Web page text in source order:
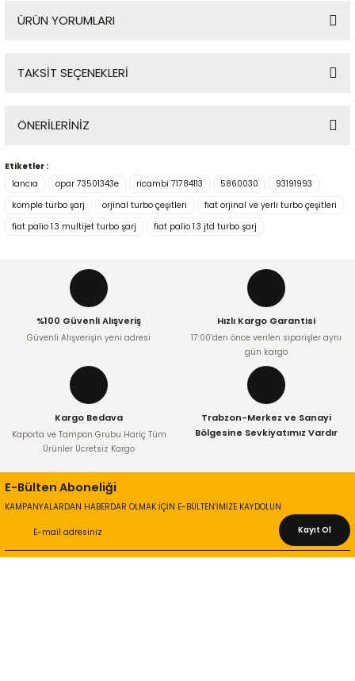
ÜRÜN YORUMLARI
TAKSİT SEÇENEKLERİ
ÖNERİLERİNİZ
Bu ürünün fiyat bilgisi, resim, ürün açıklamalarında ve diğer
konularda yetersiz gördüğünüz noktaları öneri formunu
kullanarak tarafımıza iletebilirsiniz.
Ürün açıklamasında eksik bilgiler bulunuyor.
Ürün bilgilerinde hatalar bulunuyor.
Ürün fiyatı diğer sitelerden daha pahalı.
Bu ürüne benzer farklı alternatifler olmalı.
Etiketler :
lancıa
opar 73501343e ricambi 71784113 5860030
93191993
komple turbo şarj
orjinal turbo çeşitleri
fiat orjinal ve yerli turbo çeşitleri
fiat palio 1.3 multijet turbo şarj
fiat palio 1.3 jtd turbo şarj
%100 Güvenli Alışveriş
Güvenli Alışverişin yeni adresi
Hızlı Kargo Garantisi
17:00’den önce verilen siparişler aynı
gün kargo
Kargo Bedava
Kaporta ve Tampon Grubu Hariç Tüm
Ürünler Ücretsiz Kargo
Trabzon-Merkez ve Sanayi
Bölgesine Sevkiyatımız Vardır
E-Bülten Aboneliği
KAMPANYALARDAN HABERDAR OLMAK İÇİN E-BÜLTEN’İMİZE KAYDOLUN
Kayıt Ol